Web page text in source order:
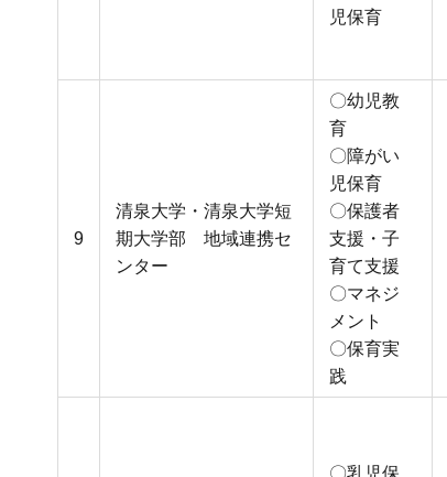
児保育
9
清泉大学・清泉大学短
期大学部 地域連携セ
ンター
〇幼児教
育
〇障がい
児保育
〇保護者
支援・子
育て支援
〇マネジ
メント
〇保育実
践
〇乳児保